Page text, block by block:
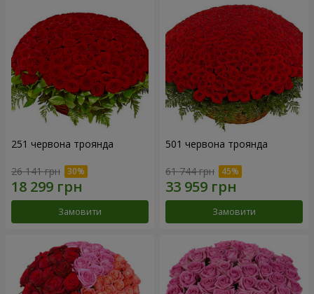
251 червона троянда
26 141 грн
Замовити
501 червона троянда
61 744 грн
Замовити